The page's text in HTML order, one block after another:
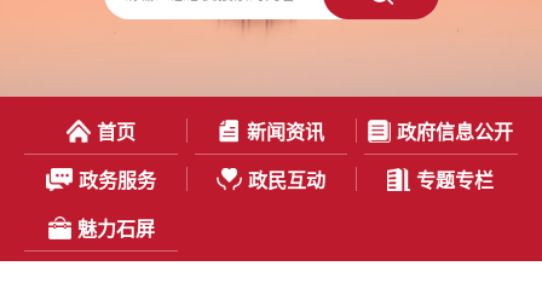
首页 新闻资讯 政府信息公开
政务服务 政民互动 专题专栏
魅力石屏